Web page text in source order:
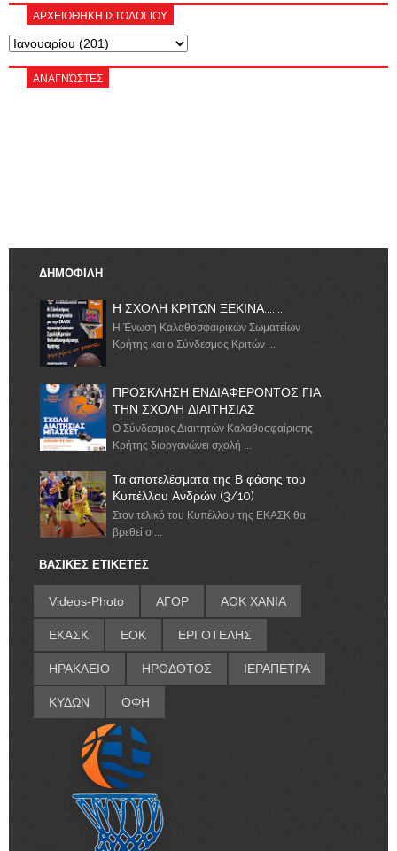
ΑΡΧΕΙΟΘΗΚΗ ΙΣΤΟΛΟΓΙΟΥ
ΑΝΑΓΝΏΣΤΕΣ
ΔΗΜΟΦΙΛΗ
Η ΣΧΟΛΗ ΚΡΙΤΩΝ ΞΕΚΙΝΑ.......
Η Ένωση Καλαθοσφαιρικών Σωματείων
Κρήτης και ο Σύνδεσμος Κριτών ...
ΠΡΟΣΚΛΗΣΗ ΕΝΔΙΑΦΕΡΟΝΤΟΣ ΓΙΑ
ΤΗΝ ΣΧΟΛΗ ΔΙΑΙΤΗΣΙΑΣ
Ο Σύνδεσμος Διαιτητών Καλαθοσφαίρισης
Κρήτης διοργανώνει σχολή ...
Τα αποτελέσματα της Β φάσης του
Κυπέλλου Ανδρών (3/10)
Στον τελικό του Κυπέλλου της ΕΚΑΣΚ θα
βρεθεί ο ...
ΒΑΣΙΚΕΣ ΕΤΙΚΕΤΕΣ
Videos-Photo ΑΓΟΡ ΑΟΚ ΧΑΝΙΑ
ΕΚΑΣΚ ΕΟΚ ΕΡΓΟΤΕΛΗΣ
ΗΡΑΚΛΕΙΟ ΗΡΟΔΟΤΟΣ ΙΕΡΑΠΕΤΡΑ
ΚΥΔΩΝ ΟΦΗ